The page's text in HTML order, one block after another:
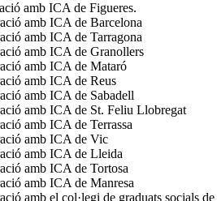
amb ICA de Figueres.
amb ICA de Barcelona
amb ICA de Tarragona
amb ICA de Granollers
amb ICA de Mataró
amb ICA de Reus
amb ICA de Sabadell
amb ICA de St. Feliu Llobregat
amb ICA de Terrassa
amb ICA de Vic
amb ICA de Lleida
amb ICA de Tortosa
amb ICA de Manresa
amb el col·legi de graduats socials